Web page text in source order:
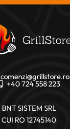
comenzi@grillstore.ro
+40 724 558 223
BNT SISTEM SRL
CUI RO 12745140